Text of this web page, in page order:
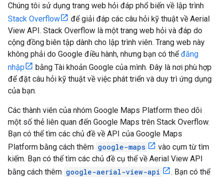
Chúng tôi sử dụng trang web hỏi đáp phổ biến về lập trình
Stack Overflow
để giải đáp các câu hỏi kỹ thuật về Aerial
View API. Stack Overflow là một trang web hỏi và đáp do
cộng đồng biên tập dành cho lập trình viên. Trang web này
không phải do Google điều hành, nhưng bạn có thểđăng
nhập
bằng Tài khoản Google của mình. Đây là nơi phù hợp
để đặt câu hỏi kỹ thuật về việc phát triển và duy trì ứng dụng
của bạn.
Các thành viên của nhóm Google Maps Platform theo dõi
một số thẻ liên quan đến Google Maps trên Stack Overflow.
Bạn có thể tìm các chủ đề về API của Google Maps
Platform bằng cách thêm google-maps
vào cụm từ tìm
kiếm. Bạn có thể tìm các chủ đề cụ thể về Aerial View API
bằng cách thêm google-aerial-view-api
. Bạn có thể